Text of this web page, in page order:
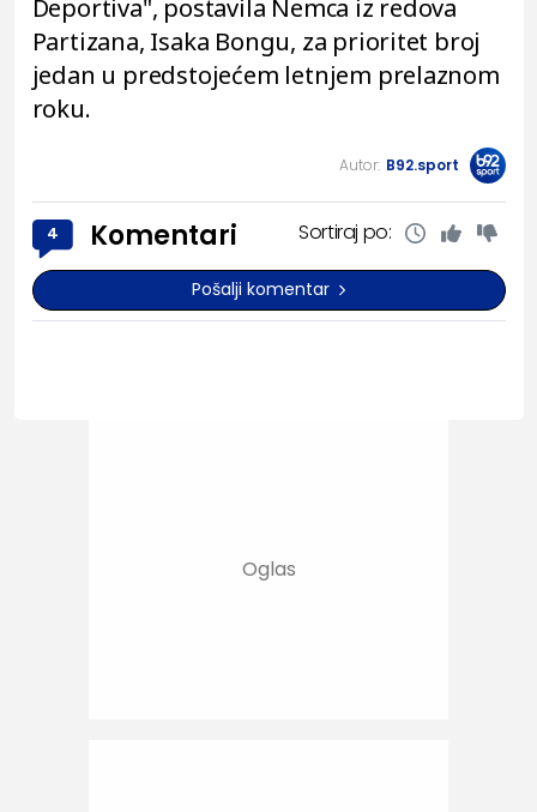
Deportiva", postavila Nemca iz redova
Partizana, Isaka Bongu, za prioritet broj
jedan u predstojećem letnjem prelaznom
roku.
Autor: B92.sport
4 Komentari Sortiraj po:
Pošalji komentar